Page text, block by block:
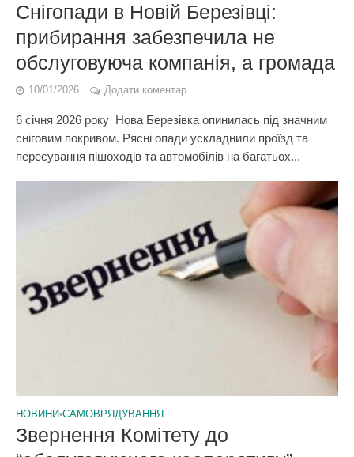
Снігопади в Новій Березівці:
прибирання забезпечила не
обслуговуюча компанія, а громада
10/01/2026 Додати коментар
6 січня 2026 року Нова Березівка опинилась під значним
сніговим покривом. Рясні опади ускладнили проїзд та
пересування пішоходів та автомобілів на багатьох...
НОВИНИ•САМОВРЯДУВАННЯ
Звернення Комітету до